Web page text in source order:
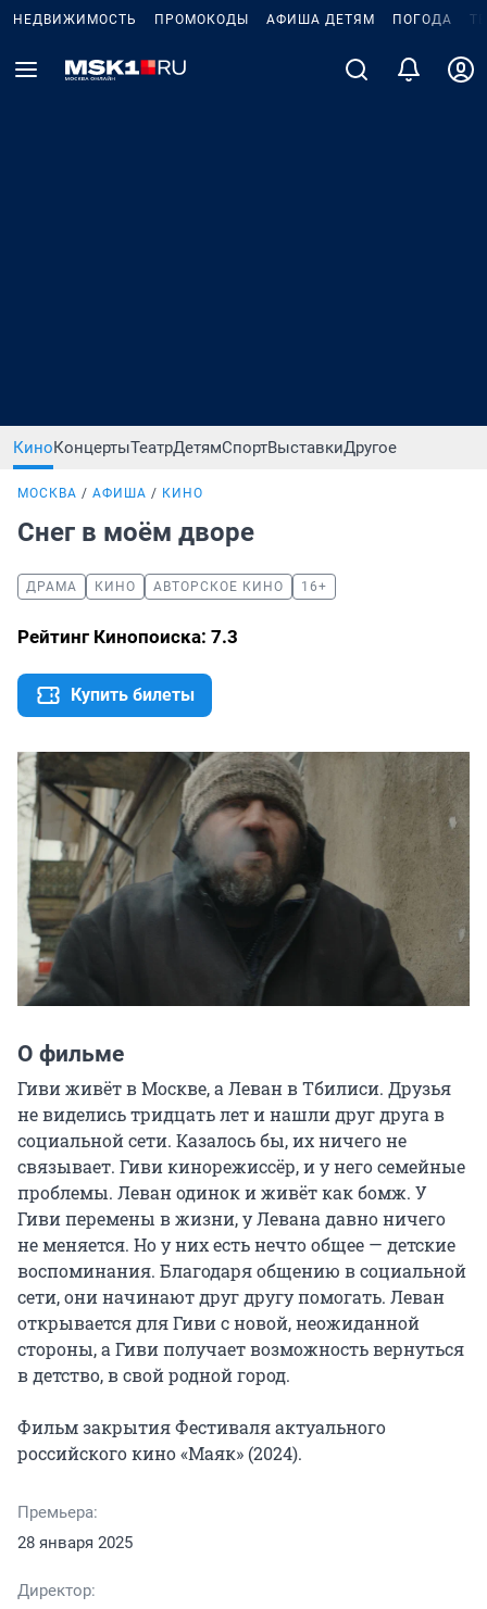
НЕДВИЖИМОСТЬ ПРОМОКОДЫ АФИША ДЕТЯМ ПОГОДА
КиноКонцертыТеатрДетямСпортВыставкиДругое
МОСКВА АФИША КИНО
Снег в моём дворе
ДРАМА КИНО АВТОРСКОЕ КИНО 16+
Рейтинг Кинопоиска: 7.3
Купить билеты
О фильме
Гиви живёт в Москве, а Леван в Тбилиси. Друзья
не виделись тридцать лет и нашли друг друга в
социальной сети. Казалось бы, их ничего не
связывает. Гиви кинорежиссёр, и у него семейные
проблемы. Леван одинок и живёт как бомж. У
Гиви перемены в жизни, у Левана давно ничего
не меняется. Но у них есть нечто общее — детские
воспоминания. Благодаря общению в социальной
сети, они начинают друг другу помогать. Леван
открывается для Гиви с новой, неожиданной
стороны, а Гиви получает возможность вернуться
в детство, в свой родной город.
Фильм закрытия Фестиваля актуального
российского кино «Маяк» (2024).
Премьера:
28 января 2025
Директор: